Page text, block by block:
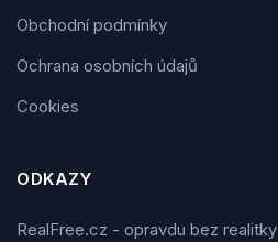
Obchodní podmínky
Ochrana osobních údajů
Cookies
ODKAZY
RealFree.cz - opravdu bez realitky